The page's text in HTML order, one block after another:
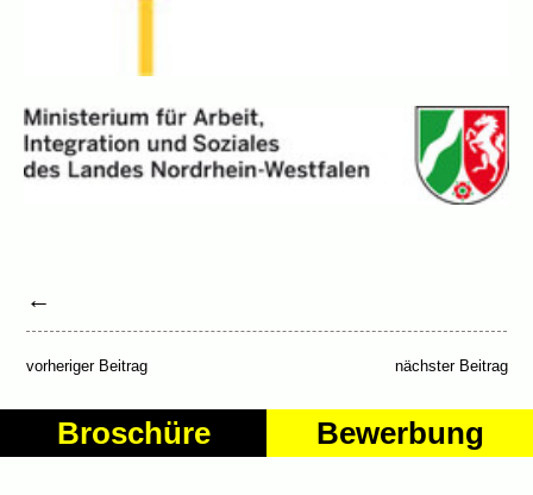
←
vorheriger Beitrag nächster Beitrag
Bewerbung
Broschüre